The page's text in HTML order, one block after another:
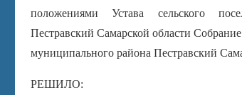
положениями Устава сельского
Пестравский Самарской области
муниципального района Пестравский
РЕШИЛО: